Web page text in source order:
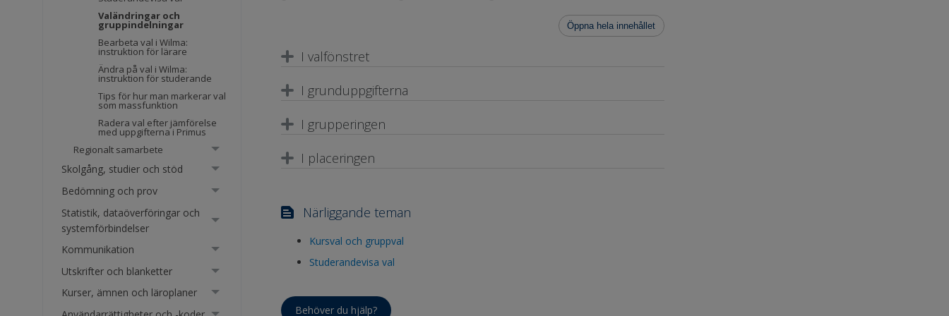
Valändringar och
gruppindelningar
Bearbeta val i Wilma:
instruktion för lärare
Ändra på val i Wilma:
instruktion för studerande
Tips för hur man markerar val
som massfunktion
Radera val efter jämförelse
med uppgifterna i Primus
Regionalt samarbete
Skolgång, studier och stöd
Bedömning och prov
Statistik, dataöverföringar och
systemförbindelser
Kommunikation
Utskrifter och blanketter
Kurser, ämnen och läroplaner
Öppna hela innehållet
I valfönstret
I grunduppgifterna
I grupperingen
I placeringen
Närliggande teman
Kursval och gruppval
Studerandevisa val
Behöver du hjälp?